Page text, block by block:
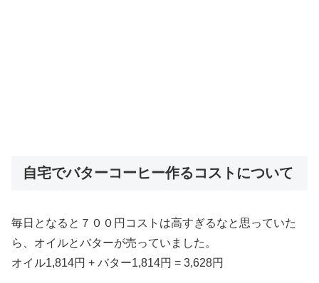
自宅でバターコーヒー作るコストについて
毎日となると７００円コストは高すぎるなと思っていた
ら、オイルとバターが売っていました。
オイル1,814円 + バター1,814円 = 3,628円